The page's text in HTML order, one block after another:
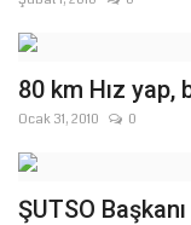
Yaşam
Künye
Sağlık
80 km Hız
Ocak 31, 2010 0
ŞUTSO